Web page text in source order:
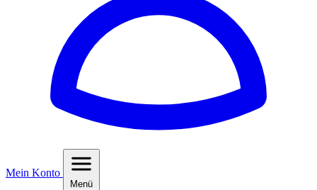
Mein Konto
Menü